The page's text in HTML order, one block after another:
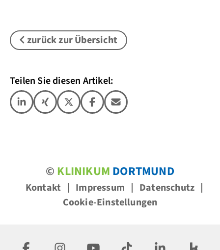
zurück zur Übersicht
Teilen Sie diesen Artikel:
© KLINIKUM DORTMUND
Kontakt Impressum
Datenschutz
Cookie-Einstellungen